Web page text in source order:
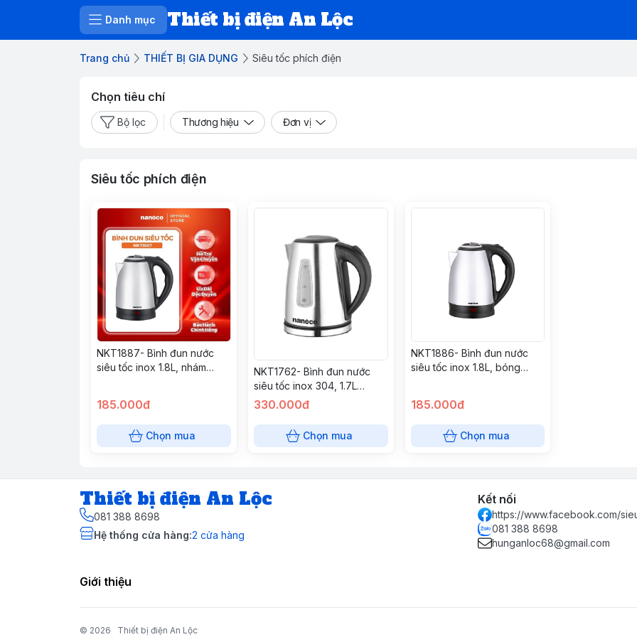
Danh mục Thiết bị điện An Lộc
Trang chủ THIẾT BỊ GIA DỤNG Siêu tốc phích điện
Chọn tiêu chí
Bộ lọc Thương hiệu Đơn vị
Siêu tốc phích điện
NKT1887- Bình đun nước
siêu tốc inox 1.8L, nhám
185.000đ
Chọn mua
NKT1762- Bình đun nước
siêu tốc inox 304, 1.7L
NANOCO
330.000đ
Chọn mua
NKT1886- Bình đun nước
siêu tốc inox 1.8L, bóng
185.000đ
Chọn mua
Thiết bị điện An Lộc
081 388 8698
Hệ thống cửa hàng:2 cửa hàng
Kết nối
https://www.facebook.com/
081 388 8698
hunganloc68@gmail.com
Giới thiệu
© 2026 Thiết bị điện An Lộc